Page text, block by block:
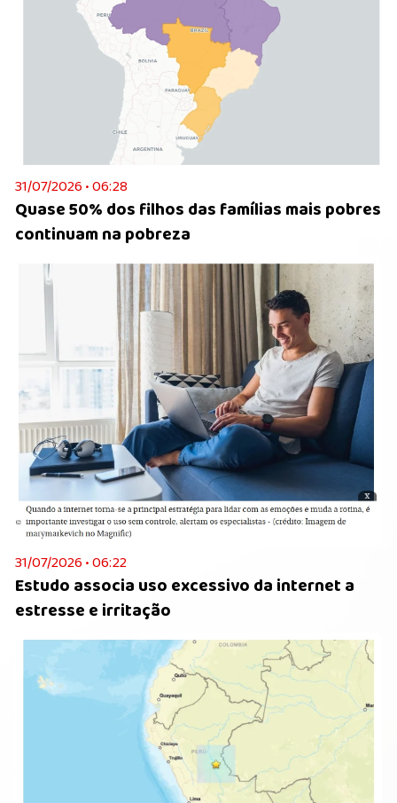
31/07/2026 • 06:28
Quase 50% dos filhos das famílias mais pobres
continuam na pobreza
31/07/2026 • 06:22
Estudo associa uso excessivo da internet a
estresse e irritação